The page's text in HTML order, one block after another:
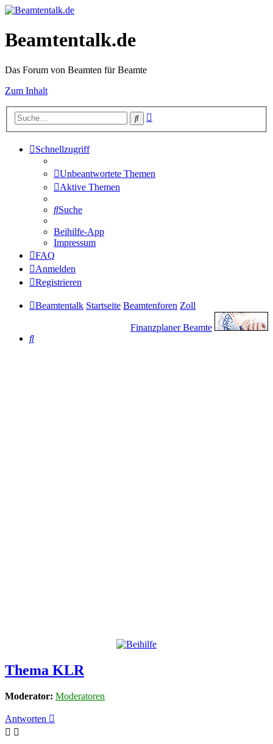
Beamtentalk.de
Das Forum von Beamten für Beamte
Zum Inhalt
Suche
Schnellzugriff
Unbeantwortete Themen
Aktive Themen
Suche
Beihilfe-App
Impressum
FAQ
Anmelden
Registrieren
Beamtentalk Startseite Beamtenforen Zoll
Finanzplaner Beamte
Suche
Thema KLR
Moderator: Moderatoren
Antworten